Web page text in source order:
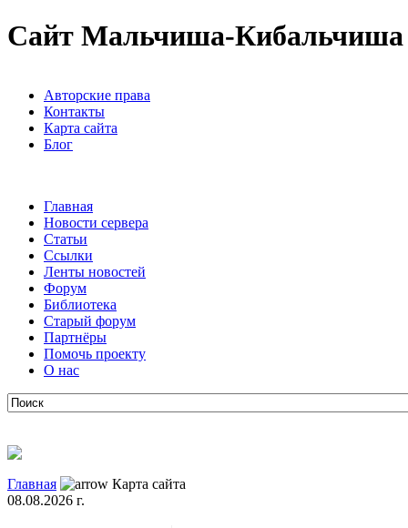
Сайт Мальчиша-Кибальчиша
Авторские права
Контакты
Карта сайта
Блог
Главная
Новости сервера
Статьи
Ссылки
Ленты новостей
Форум
Библиотека
Старый форум
Партнёры
Помочь проекту
О нас
Главная
Карта сайта
08.08.2026 г.